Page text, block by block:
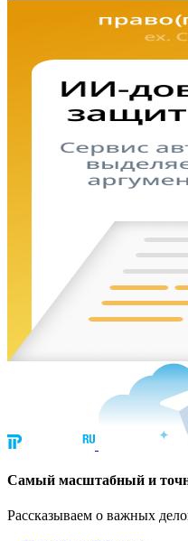
Cамый масштабный и
Рассказываем о важных